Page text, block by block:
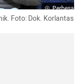
Perbesar
Foto: Dok. Korlantas